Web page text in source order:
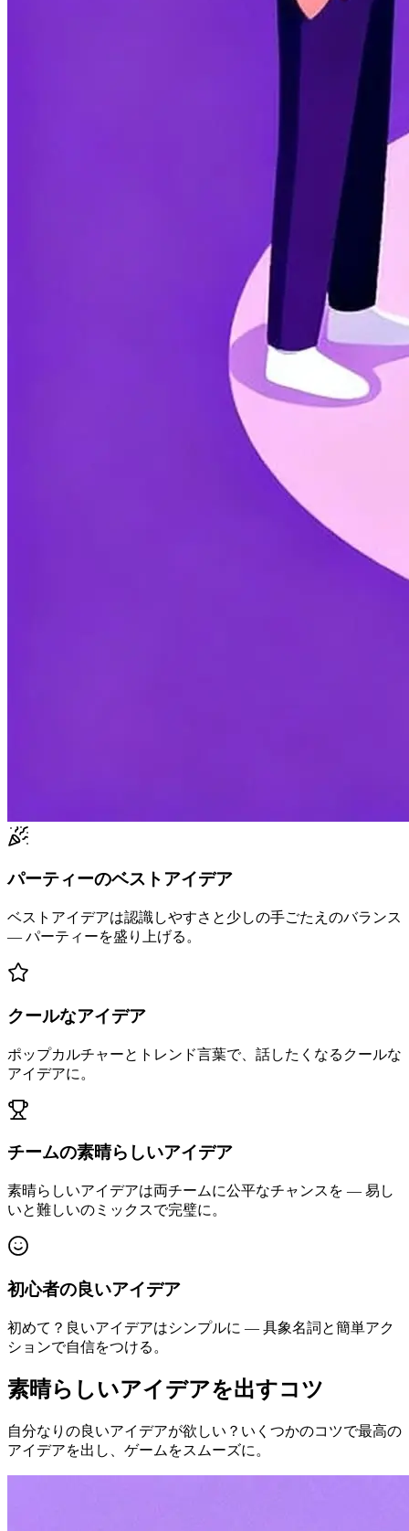
パーティーのベストアイデア
ベストアイデアは認識しやすさと少しの手ごたえのバランス
— パーティーを盛り上げる。
クールなアイデア
ポップカルチャーとトレンド言葉で、話したくなるクールな
アイデアに。
チームの素晴らしいアイデア
素晴らしいアイデアは両チームに公平なチャンスを — 易し
いと難しいのミックスで完璧に。
初心者の良いアイデア
初めて？良いアイデアはシンプルに — 具象名詞と簡単アク
ションで自信をつける。
素晴らしいアイデアを出すコツ
自分なりの良いアイデアが欲しい？いくつかのコツで最高の
アイデアを出し、ゲームをスムーズに。